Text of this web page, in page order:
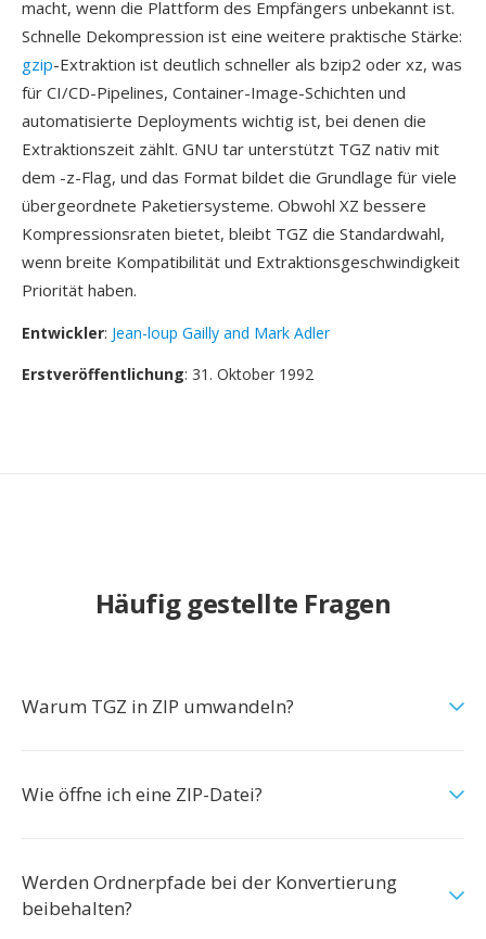
macht, wenn die Plattform des Empfängers unbekannt ist.
Schnelle Dekompression ist eine weitere praktische Stärke:
gzip-Extraktion ist deutlich schneller als bzip2 oder xz, was
für CI/CD-Pipelines, Container-Image-Schichten und
automatisierte Deployments wichtig ist, bei denen die
Extraktionszeit zählt. GNU tar unterstützt TGZ nativ mit
dem -z-Flag, und das Format bildet die Grundlage für viele
übergeordnete Paketiersysteme. Obwohl XZ bessere
Kompressionsraten bietet, bleibt TGZ die Standardwahl,
wenn breite Kompatibilität und Extraktionsgeschwindigkeit
Priorität haben.
Entwickler: Jean-loup Gailly and Mark Adler
Erstveröffentlichung: 31. Oktober 1992
Häufig gestellte Fragen
Warum TGZ in ZIP umwandeln?
Wie öffne ich eine ZIP-Datei?
Werden Ordnerpfade bei der Konvertierung
beibehalten?